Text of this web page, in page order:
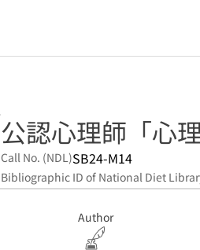
公認心理師「心
Call No. (NDL)SB24-M14
Bibliographic ID of National Diet
Author